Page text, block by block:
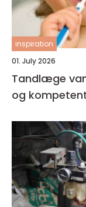
inspiration
01. July 2026
Tandlæge vanløse sådan
og